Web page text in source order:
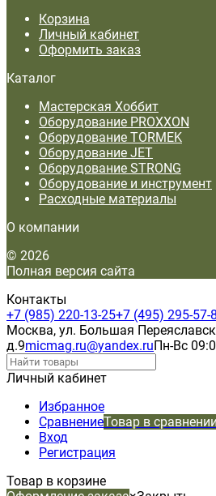
Корзина
Личный кабинет
Оформить заказ
Каталог
Мастерская Хоббит
Оборудование PROXXON
Оборудование TORMEK
Оборудование JET
Оборудование STRONG
Оборудование и инструмент
Расходные материалы
О компании
© 2026
Полная версия сайта
Контакты
+7 (985) 220-13-25+7 (495) 295-57-
Москва, ул. Большая
д.9micmag.ru@yandex.ruПн-Вс
Личный кабинет
Избранное
СравнениеТовар в сравнении
Вход
Регистрация
Товар в корзине